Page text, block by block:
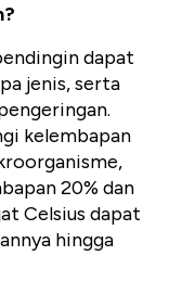
dapat
jenis, serta
kelembapan
20% dan
Celsius dapat
hingga